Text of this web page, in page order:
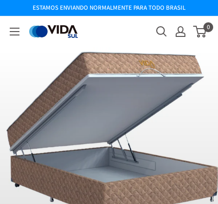
ESTAMOS ENVIANDO NORMALMENTE PARA TODO BRASIL
0